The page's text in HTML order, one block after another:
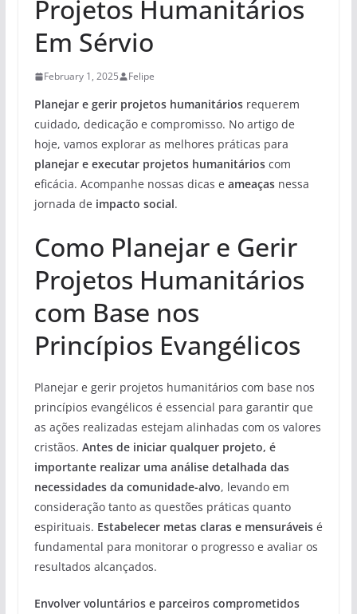
Projetos Humanitários
Em Sérvio
February 1, 2025 Felipe
Planejar e gerir projetos humanitáriosrequerem
cuidado, dedicação e compromisso. No artigo de
hoje, vamos explorar as melhores práticas para
planejar e executar projetos humanitárioscom
eficácia. Acompanhe nossas dicas e ameaçasnessa
jornada de impacto social.
Como Planejar e Gerir
Projetos Humanitários
com Base nos
Princípios Evangélicos
Planejar e gerir projetos humanitários com base nos
princípios evangélicos é essencial para garantir que
as ações realizadas estejam alinhadas com os valores
cristãos. Antes de iniciar qualquer projeto, é
importante realizar uma análise detalhada das
necessidades da comunidade-alvo, levando em
consideração tanto as questões práticas quanto
espirituais. Estabelecer metas claras e mensuráveisé
fundamental para monitorar o progresso e avaliar os
resultados alcançados.
Envolver voluntários e parceiros comprometidos